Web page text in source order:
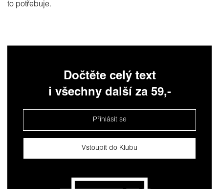
to potřebuje.
Dočtěte celý text
i všechny další za 59,-
Přihlásit se
Vstoupit do Klubu